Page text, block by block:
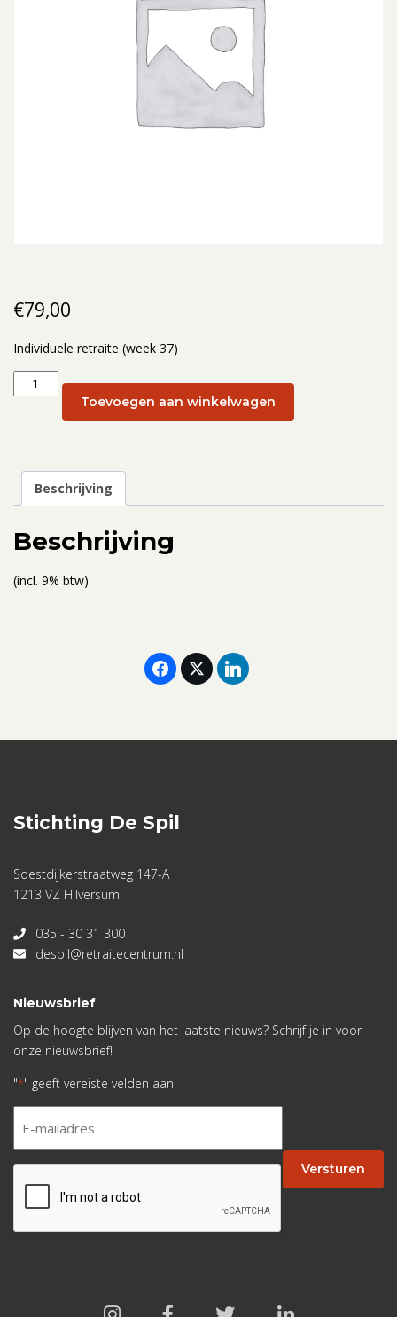
€79,00
Individuele retraite (week 37)
Individuele
retraite
september
2025
Toevoegen aan winkelwagen
Beschrijving
Beschrijving
(incl. 9% btw)
Stichting De Spil
Soestdijkerstraatweg 147-A
1213 VZ Hilversum
035 - 30 31 300
despil@retraitecentrum.nl
Nieuwsbrief
Op de hoogte blijven van het laatste nieuws? Schrijf je in voor
onze nieuwsbrief!
"*" geeft vereiste velden aan
* Versturen